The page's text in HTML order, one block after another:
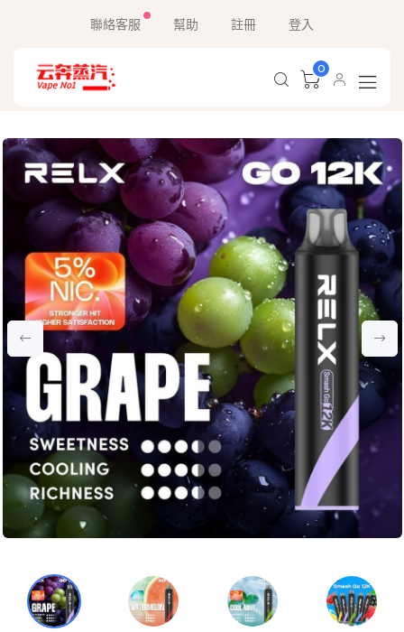
聯絡客服 幫助 註冊 登入
0